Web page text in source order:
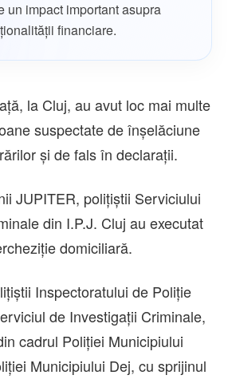
un impact important asupra
financiare.
la Cluj, au avut loc mai multe
suspectate de înșelăciune
și de fals în declarații.
JUPITER, polițiștii Serviciului
din I.P.J. Cluj au executat
domiciliară.
Inspectoratului de Poliție
de Investigații Criminale,
cadrul Poliției Municipiului
Municipiului Dej, cu sprijinul